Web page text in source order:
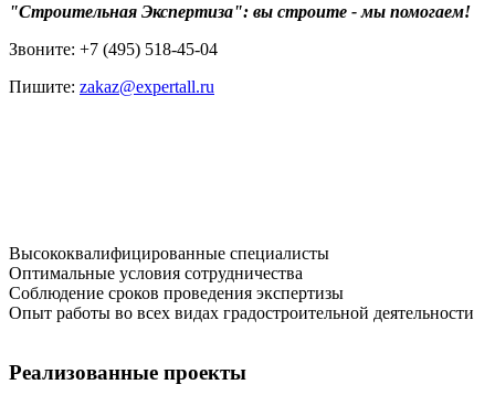
"Строительная Экспертиза": вы строите - мы помогаем!
Звоните: +7 (495) 518-45-04
Пишите: zakaz@expertall.ru
Высококвалифицированные специалисты
Оптимальные условия сотрудничества
Соблюдение сроков проведения экспертизы
Опыт работы во всех видах градостроительной деятельности
Реализованные проекты